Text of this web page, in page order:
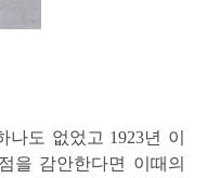
도 없었고 1923년 이
을 감안한다면 이때의